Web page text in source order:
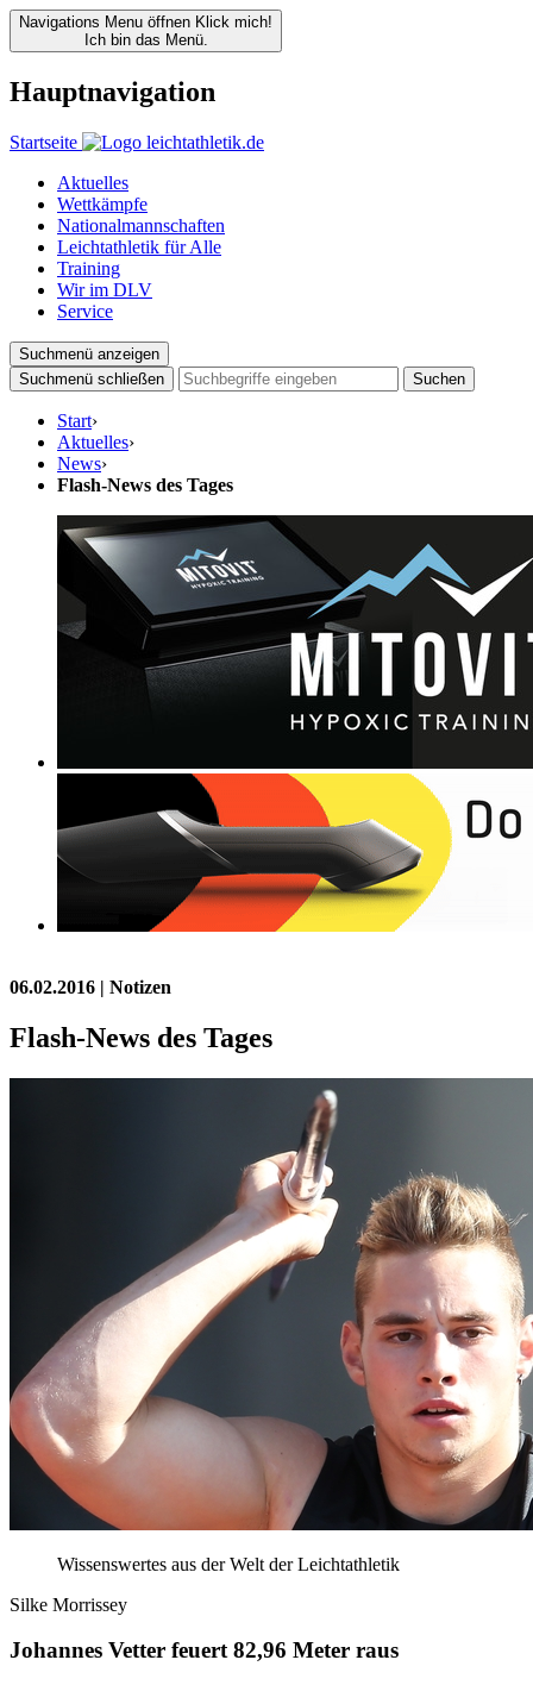
Navigations Menu öffnen Klick mich!
Ich bin das Menü.
Hauptnavigation
Startseite
Aktuelles
Wettkämpfe
Nationalmannschaften
Leichtathletik für Alle
Training
Wir im DLV
Service
Suchmenü anzeigen
Suchmenü schließen
Suchen
Start›
Aktuelles›
News›
Flash-News des Tages
06.02.2016 | Notizen
Flash-News des Tages
Wissenswertes aus der Welt der Leichtathletik
Silke Morrissey
Johannes Vetter feuert 82,96 Meter raus